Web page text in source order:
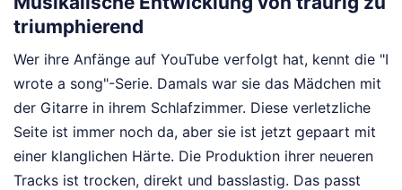
triumphierend
Wer ihre Anfänge auf YouTube verfolgt hat, kennt die "I
wrote a song"-Serie. Damals war sie das Mädchen mit
der Gitarre in ihrem Schlafzimmer. Diese verletzliche
Seite ist immer noch da, aber sie ist jetzt gepaart mit
einer klanglichen Härte. Die Produktion ihrer neueren
Tracks ist trocken, direkt und basslastig. Das passt